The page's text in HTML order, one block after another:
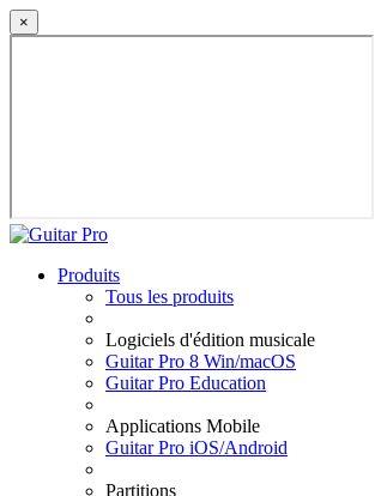
×
Produits
Tous les produits
Logiciels d'édition musicale
Guitar Pro 8 Win/macOS
Guitar Pro Education
Applications Mobile
Guitar Pro iOS/Android
Partitions